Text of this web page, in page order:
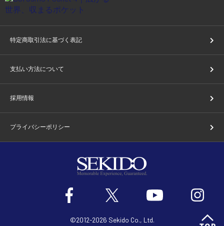
特定商取引法に基づく表記
支払い方法について
採用情報
プライバシーポリシー
©2012-2026 Sekido Co., Ltd.